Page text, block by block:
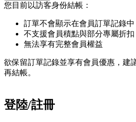
您目前以訪客身份結帳：
訂單不會顯示在會員訂單記錄中
不支援會員積點與部分專屬折扣
無法享有完整會員權益
欲保留訂單記錄並享有會員優惠，建
再結帳。
登陸/註冊